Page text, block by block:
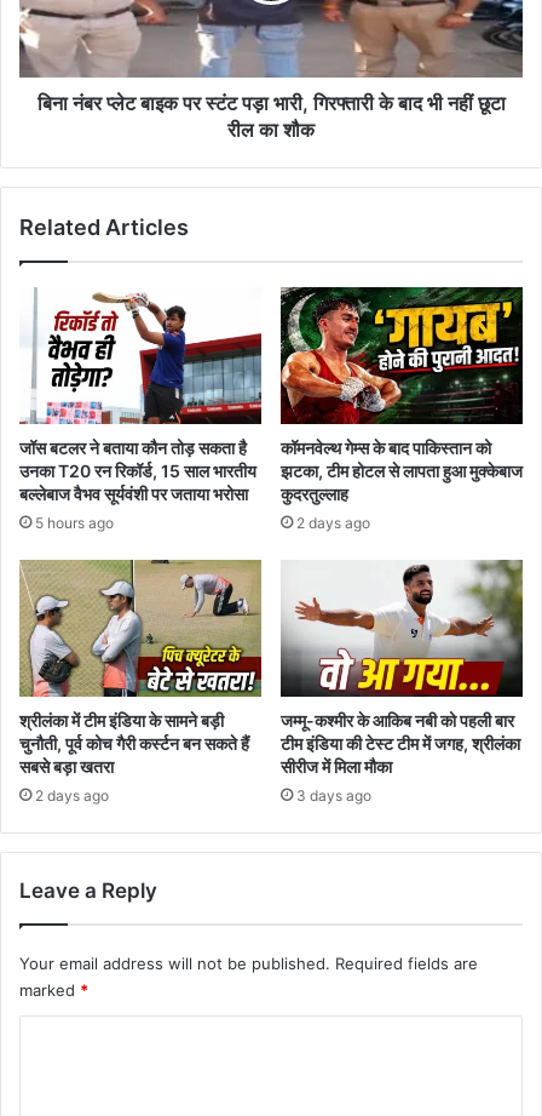
पड़ा
भारी,
गिरफ्तारी
रील
बिना नंबर प्लेट बाइक पर स्टंट पड़ा भारी, गिरफ्तारी के बाद भी नहीं छूटा
रील का शौक
Related Articles
जॉस बटलर ने बताया कौन तोड़ सकता है
उनका T20 रन रिकॉर्ड, 15 साल भारतीय
बल्लेबाज वैभव सूर्यवंशी पर जताया भरोसा
5 hours ago
कॉमनवेल्थ गेम्स के बाद पाकिस्तान को
झटका, टीम होटल से लापता हुआ मुक्केबाज
कुदरतुल्लाह
2 days ago
श्रीलंका में टीम इंडिया के सामने बड़ी
चुनौती, पूर्व कोच गैरी कर्स्टन बन सकते हैं
सबसे बड़ा खतरा
2 days ago
जम्मू-कश्मीर के आकिब नबी को पहली बार
टीम इंडिया की टेस्ट टीम में जगह, श्रीलंका
सीरीज में मिला मौका
3 days ago
Leave a Reply
Your email address will not be published. Required fields are
marked *